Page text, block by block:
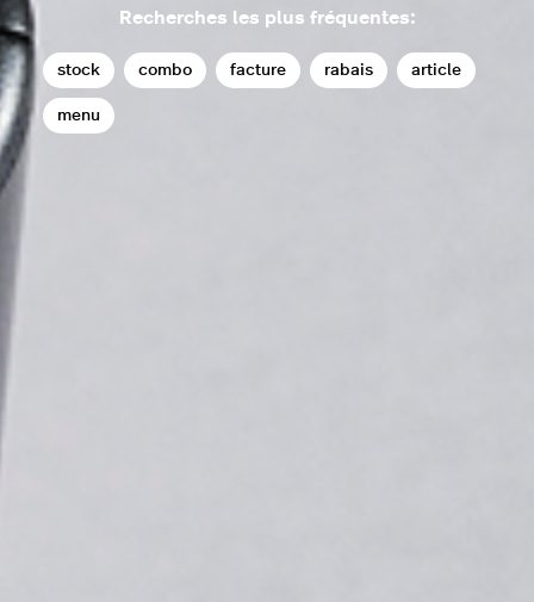
Recherches les plus fréquentes:
stock combo facture rabais article
menu